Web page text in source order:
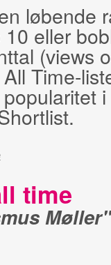
løbende
eller
(views
Time-
time
Møller"